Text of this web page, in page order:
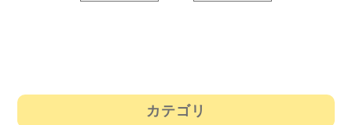
カテゴリ